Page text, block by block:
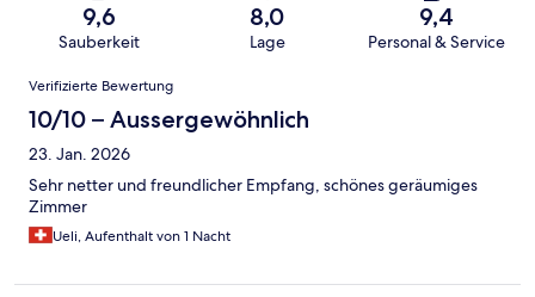
9,6
Sauberkeit
8,0
Lage
9,4
Personal & Service
Bewertungen
Verifizierte Bewertung
10/10 – Aussergewöhnlich
23. Jan. 2026
Sehr netter und freundlicher Empfang, schönes geräumiges
Zimmer
Ueli, Aufenthalt von 1 Nacht